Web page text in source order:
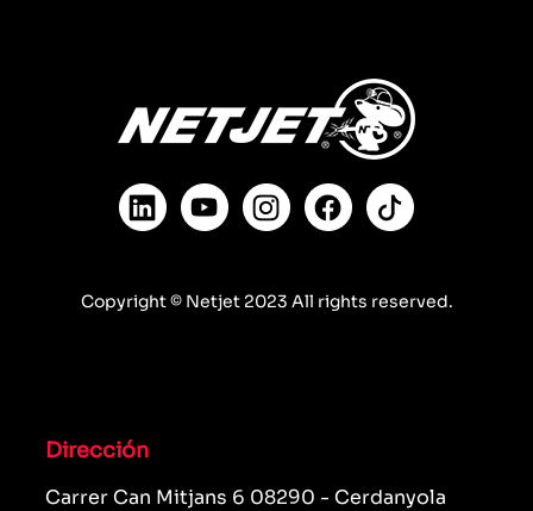
Copyright © Netjet 2023 All rights reserved.
Dirección
Carrer Can Mitjans 6 08290 - Cerdanyola